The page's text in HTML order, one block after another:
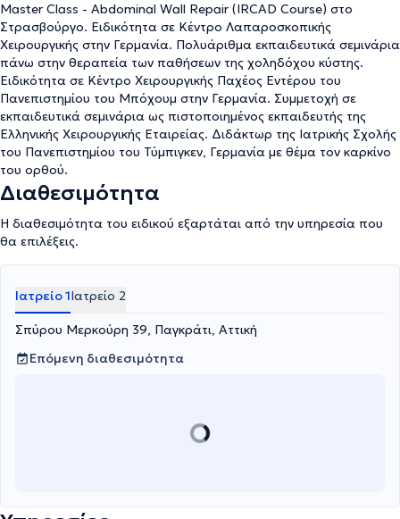
Master Class - Abdominal Wall Repair (IRCAD Course) στο
Στρασβούργο. Ειδικότητα σε Κέντρο Λαπαροσκοπικής
Χειρουργικής στην Γερμανία. Πολυάριθμα εκπαιδευτικά σεμινάρια
πάνω στην θεραπεία των παθήσεων της χοληδόχου κύστης.
Ειδικότητα σε Κέντρο Χειρουργικής Παχέος Εντέρου του
Πανεπιστημίου του Μπόχουμ στην Γερμανία. Συμμετοχή σε
εκπαιδευτικά σεμινάρια ως πιστοποιημένος εκπαιδευτής της
Ελληνικής Χειρουργικής Εταιρείας. Διδάκτωρ της Ιατρικής Σχολής
του Πανεπιστημίου του Τύμπιγκεν, Γερμανία με θέμα τον καρκίνο
του ορθού.
Διαθεσιμότητα
Η διαθεσιμότητα του ειδικού εξαρτάται από την υπηρεσία που
θα επιλέξεις.
Ιατρείο 1Ιατρείο 2
Σπύρου Μερκούρη 39, Παγκράτι, Αττική
Επόμενη διαθεσιμότητα